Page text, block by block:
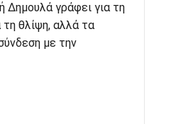
Δημουλά γράφει για τη
θλίψη, αλλά τα
με την